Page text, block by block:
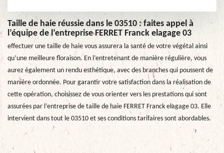
Taille de haie réussie dans le 03510 : faites appel à
l’équipe de l’entreprise FERRET Franck elagage 03
effectuer une taille de haie vous assurera la santé de votre végétal ainsi
qu’une meilleure floraison. En l’entretenant de manière régulière, vous
aurez également un rendu esthétique, avec des branches qui poussent de
manière ordonnée. Pour garantir votre satisfaction dans la réalisation de
cette opération, choisissez de vous orienter vers les prestations qui sont
assurées par l’entreprise de taille de haie FERRET Franck elagage 03. Elle
intervient dans tout le 03510 et ses conditions tarifaires sont abordables.